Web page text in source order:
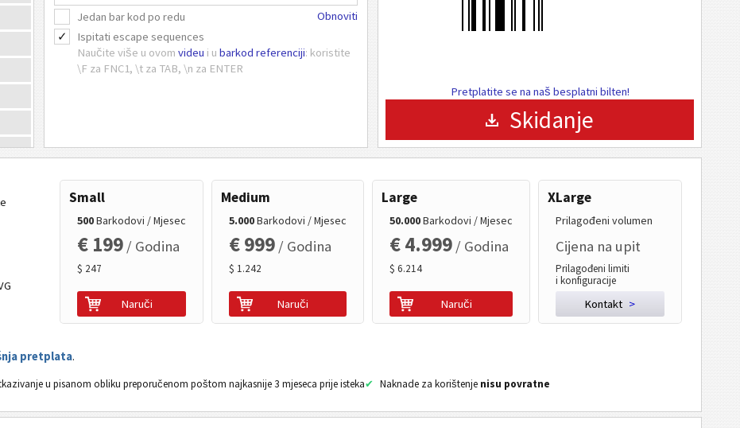
Jedan bar kod po redu
Ispitati escape sequences
Naučite više u ovom videu i u barkod referenciji: koristite
\F za FNC1, \t za TAB, \n za ENTER
Obnoviti
Pretplatite se na naš besplatni bilten!
Skidanje
Small
500Barkodovi / Mjesec
€ 199/ Godina
$ 247
Naruči
Medium
5.000Barkodovi / Mjesec
€ 999/ Godina
$ 1.242
Naruči
Large
50.000Barkodovi / Mjesec
€ 4.999/ Godina
$ 6.214
Naruči
XLarge
Prilagođeni volumen
Cijena na upit
Prilagođeni limiti
i konfiguracije
Kontakt >
pretplata.
u pisanom obliku preporučenom poštom najkasnije 3 mjeseca prije isteka Naknade za korištenje nisu povratne